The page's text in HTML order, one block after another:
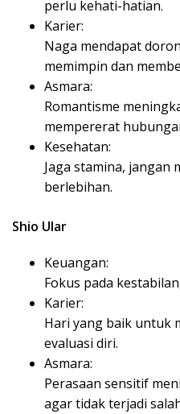
perlu kehati-hatian.
Karier:
Naga mendapat
memimpin dan
Asmara:
Romantisme
mempererat
Kesehatan:
Jaga stamina, jangan
berlebihan.
Shio Ular
Keuangan:
Fokus pada
Karier:
Hari yang baik untuk
evaluasi diri.
Asmara:
Perasaan sensitif
agar tidak terjadi